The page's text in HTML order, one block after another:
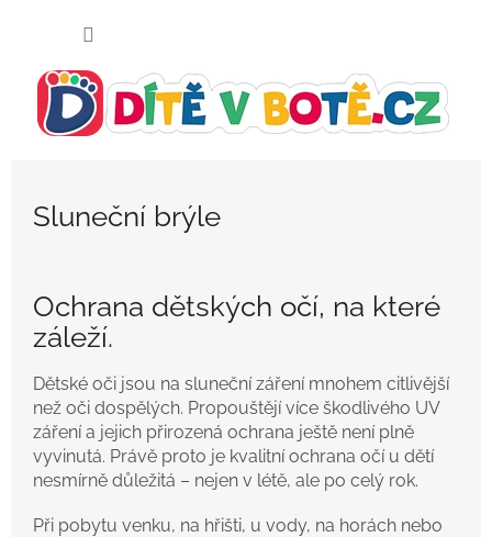
Sluneční brýle
Ochrana dětských očí, na které
záleží.
Dětské oči jsou na sluneční záření mnohem citlivější
než oči dospělých. Propouštějí více škodlivého UV
záření a jejich přirozená ochrana ještě není plně
vyvinutá. Právě proto je kvalitní ochrana očí u dětí
nesmírně důležitá – nejen v létě, ale po celý rok.
Při pobytu venku, na hřišti, u vody, na horách nebo